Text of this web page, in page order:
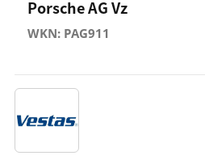
Porsche AG Vz
WKN: PAG911